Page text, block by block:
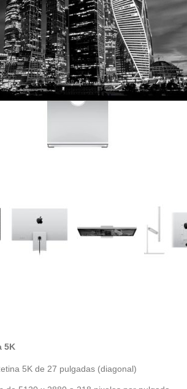
5K
5K de 27 pulgadas (diagonal)